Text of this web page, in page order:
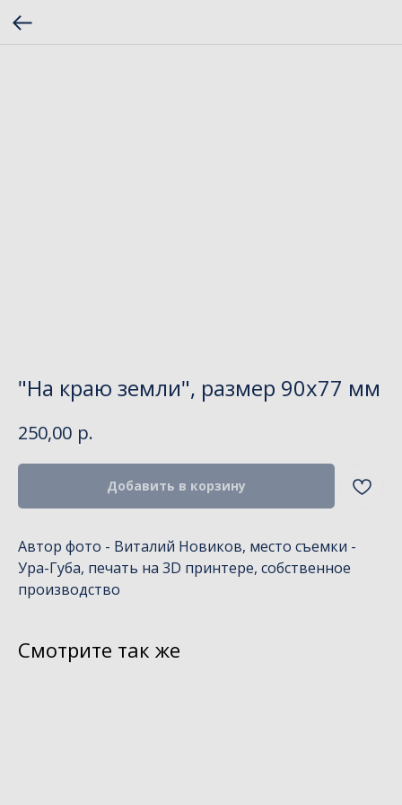
"На краю земли", размер 90х77 мм
250,00 р.
Добавить в корзину
Автор фото - Виталий Новиков, место съемки -
Ура-Губа, печать на 3D принтере, собственное
производство
Смотрите так же